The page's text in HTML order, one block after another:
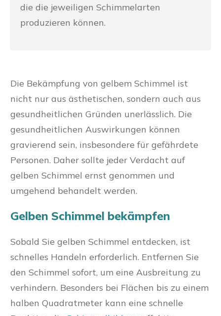
die die jeweiligen Schimmelarten
produzieren können.
Die Bekämpfung von gelbem Schimmel ist
nicht nur aus ästhetischen, sondern auch aus
gesundheitlichen Gründen unerlässlich. Die
gesundheitlichen Auswirkungen können
gravierend sein, insbesondere für gefährdete
Personen. Daher sollte jeder Verdacht auf
gelben Schimmel ernst genommen und
umgehend behandelt werden.
Gelben Schimmel bekämpfen
Sobald Sie gelben Schimmel entdecken, ist
schnelles Handeln erforderlich. Entfernen Sie
den Schimmel sofort, um eine Ausbreitung zu
verhindern. Besonders bei Flächen bis zu einem
halben Quadratmeter kann eine schnelle